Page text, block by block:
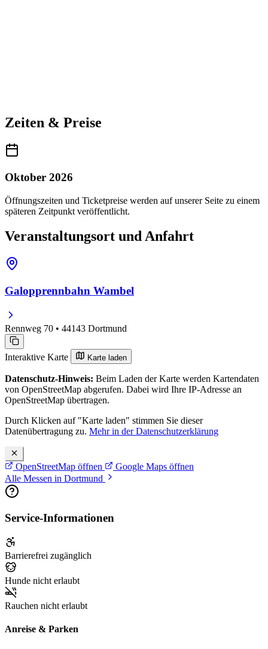
Zeiten & Preise
Oktober 2026
Öffnungszeiten und Ticketpreise werden auf unserer Seite zu einem
späteren Zeitpunkt veröffentlicht.
Veranstaltungsort und Anfahrt
Galopprennbahn Wambel
Rennweg 70 • 44143 Dortmund
Interaktive Karte Karte laden
Datenschutz-Hinweis: Beim Laden der Karte werden Kartendaten
von OpenStreetMap abgerufen. Dabei wird Ihre IP-Adresse an
OpenStreetMap übertragen.
Durch Klicken auf "Karte laden" stimmen Sie dieser
Datenübertragung zu. Mehr in der Datenschutzerklärung
OpenStreetMap öffnen
Google Maps öffnen
Alle Messen in Dortmund
Service-Informationen
Barrierefrei zugänglich
Hunde nicht erlaubt
Rauchen nicht erlaubt
Anreise & Parken